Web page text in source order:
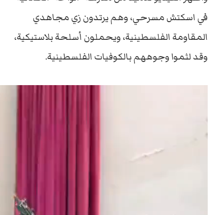
في اسكتش مسرحي، وهم يرتدون زي مجاهدي
المقاومة الفلسطينية، ويحملون أسلحة بلاستيكية،
وقد لثموا وجوههم بالكوفيات الفلسطينية.